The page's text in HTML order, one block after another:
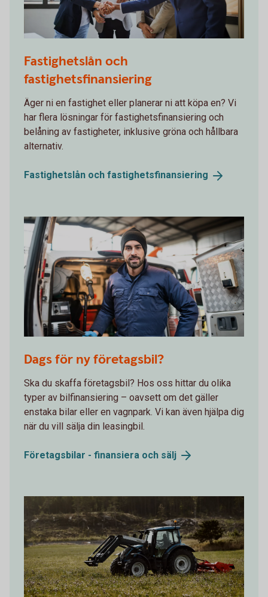
Fastighetslån och
fastighetsfinansiering
Äger ni en fastighet eller planerar ni att köpa en? Vi
har flera lösningar för fastighetsfinansiering och
belåning av fastigheter, inklusive gröna och hållbara
alternativ.
Fastighetslån och fastighetsfinansiering
Dags för ny företagsbil?
Ska du skaffa företagsbil? Hos oss hittar du olika
typer av bilfinansiering – oavsett om det gäller
enstaka bilar eller en vagnpark. Vi kan även hjälpa dig
när du vill sälja din leasingbil.
Företagsbilar - finansiera och sälj